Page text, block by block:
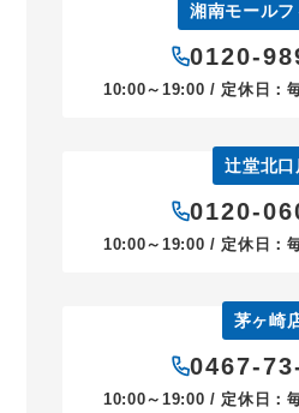
湘南モールフ
0120-
10:00～19:00 / 定休日：
辻堂北口
0120-
10:00～19:00 / 定休日：
茅ヶ崎
0467-
10:00～19:00 / 定休日：